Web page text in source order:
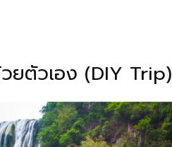
ยตัวเอง (DIY Trip)